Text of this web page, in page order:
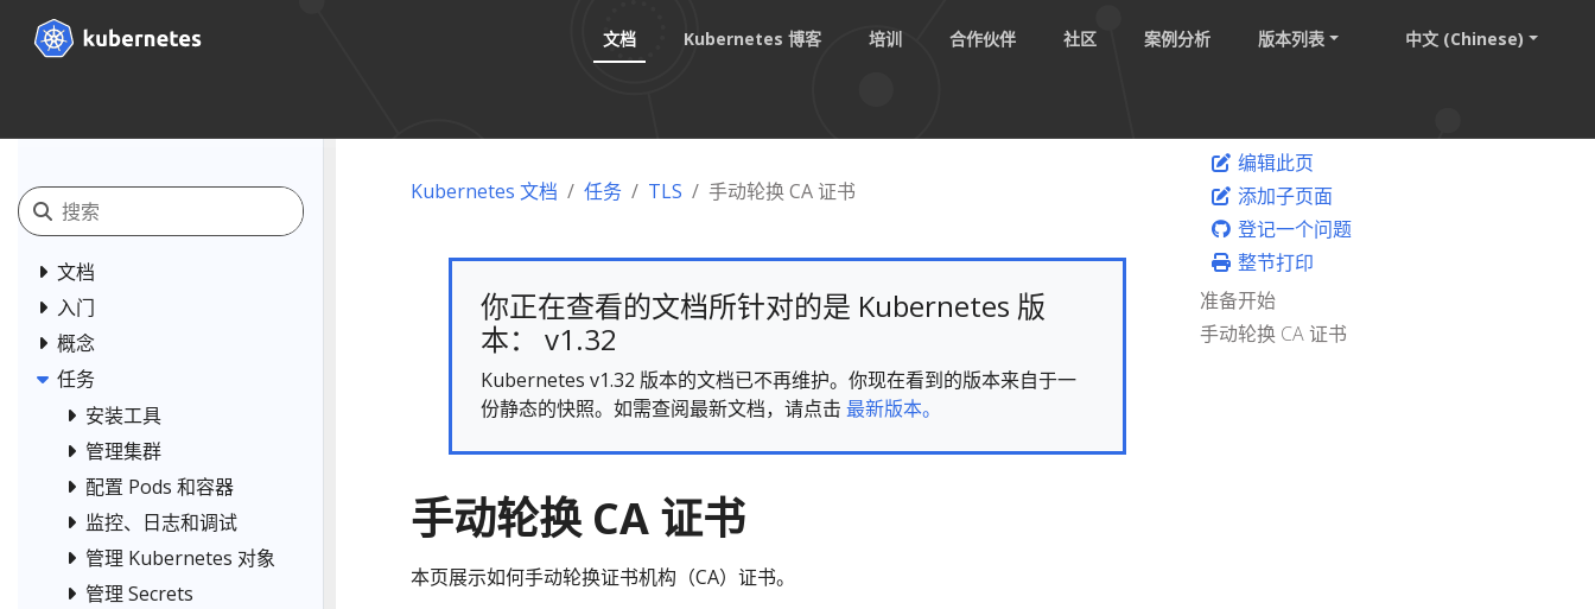
文档 Kubernetes 博客 培训 合作伙伴 社区 案例分析 版本列表 中文 (Chinese)
文档
入门
概念
任务
安装工具
管理集群
配置 Pods 和容器
监控、日志和调试
管理 Kubernetes 对象
管理 Secrets
Kubernetes 文档 任务 TLS 手动轮换 CA 证书
你正在查看的文档所针对的是 Kubernetes 版
本： v1.32
Kubernetes v1.32 版本的文档已不再维护。你现在看到的版本来自于一
份静态的快照。如需查阅最新文档，请点击 最新版本。
手动轮换 CA 证书
本页展示如何手动轮换证书机构（CA）证书。
编辑此页
添加子页面
登记一个问题
整节打印
准备开始
手动轮换 CA 证书